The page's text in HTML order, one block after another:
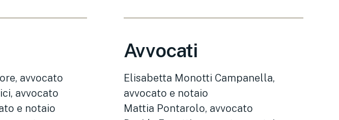
avvocato
avvocato
e notaio
Avvocati
Elisabetta Monotti Campanella,
avvocato e notaio
Mattia Pontarolo, avvocato